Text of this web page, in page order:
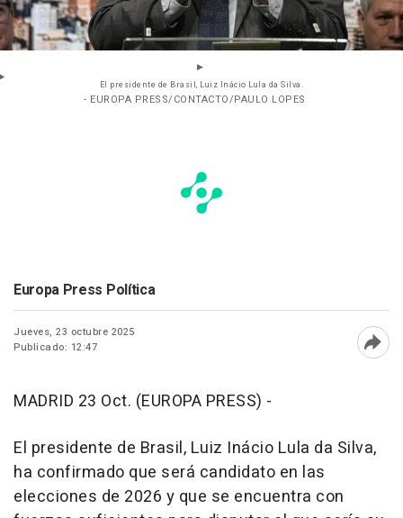
El presidente de Brasil, Luiz Inácio Lula da Silva.
- EUROPA PRESS/CONTACTO/PAULO LOPES
Europa Press Política
Jueves, 23 octubre 2025
Publicado: 12:47
MADRID 23 Oct. (EUROPA PRESS) -
El presidente de Brasil, Luiz Inácio Lula da Silva,
ha confirmado que será candidato en las
elecciones de 2026 y que se encuentra con